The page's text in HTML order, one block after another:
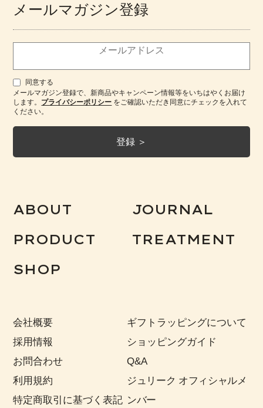
メールマガジン登録
同意する
メールマガジン登録で、新商品やキャンペーン情報等をいちはやくお届け
します。 プライバシーポリシー をご確認いただき同意にチェックを入れて
ください。
ABOUT
JOURNAL
PRODUCT
TREATMENT
SHOP
会社概要
採用情報
お問合わせ
利用規約
特定商取引に基づく表記
ギフトラッピングについて
ショッピングガイド
Q&A
ジュリーク オフィシャルメ
ンバー